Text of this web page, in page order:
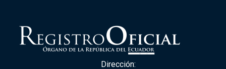
Dirección: